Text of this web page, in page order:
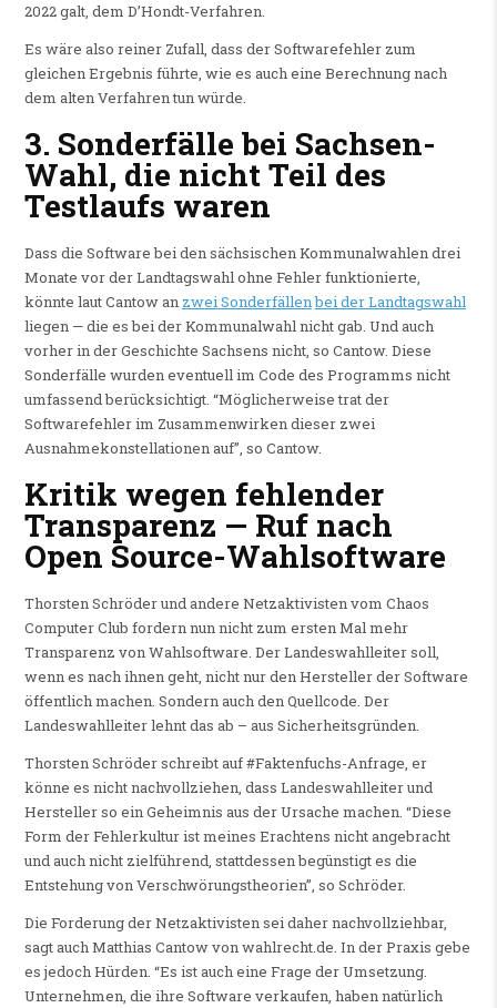
2022 galt, dem D’Hondt-Verfahren.
Es wäre also reiner Zufall, dass der Softwarefehler zum
gleichen Ergebnis führte, wie es auch eine Berechnung nach
dem alten Verfahren tun würde.
3. Sonderfälle bei Sachsen-
Wahl, die nicht Teil des
Testlaufs waren
Dass die Software bei den sächsischen Kommunalwahlen drei
Monate vor der Landtagswahl ohne Fehler funktionierte,
könnte laut Cantow an zwei Sonderfällenbei der Landtagswahl
liegen — die es bei der Kommunalwahl nicht gab. Und auch
vorher in der Geschichte Sachsens nicht, so Cantow. Diese
Sonderfälle wurden eventuell im Code des Programms nicht
umfassend berücksichtigt. “Möglicherweise trat der
Softwarefehler im Zusammenwirken dieser zwei
Ausnahmekonstellationen auf”, so Cantow.
Kritik wegen fehlender
Transparenz — Ruf nach
Open Source-Wahlsoftware
Thorsten Schröder und andere Netzaktivisten vom Chaos
Computer Club fordern nun nicht zum ersten Mal mehr
Transparenz von Wahlsoftware. Der Landeswahlleiter soll,
wenn es nach ihnen geht, nicht nur den Hersteller der Software
öffentlich machen. Sondern auch den Quellcode. Der
Landeswahlleiter lehnt das ab – aus Sicherheitsgründen.
Thorsten Schröder schreibt auf #Faktenfuchs-Anfrage, er
könne es nicht nachvollziehen, dass Landeswahlleiter und
Hersteller so ein Geheimnis aus der Ursache machen. “Diese
Form der Fehlerkultur ist meines Erachtens nicht angebracht
und auch nicht zielführend, stattdessen begünstigt es die
Entstehung von Verschwörungstheorien”, so Schröder.
Die Forderung der Netzaktivisten sei daher nachvollziehbar,
sagt auch Matthias Cantow von wahlrecht.de. In der Praxis gebe
es jedoch Hürden. “Es ist auch eine Frage der Umsetzung.
Unternehmen, die ihre Software verkaufen, haben natürlich